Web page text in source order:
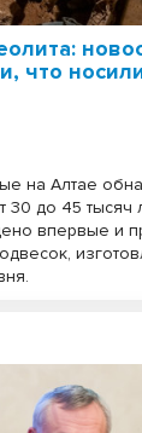
что
на Алтае
30 до 45 тысяч
впервые и